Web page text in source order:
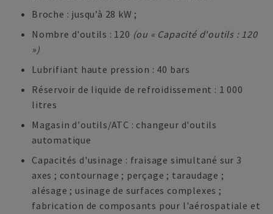
Broche : jusqu’à 28 kW ;
Nombre d'outils : 120 (ou « Capacité d'outils : 120
»)
Lubrifiant haute pression : 40 bars
Réservoir de liquide de refroidissement : 1 000
litres
Magasin d'outils/ATC : changeur d'outils
automatique
Capacités d'usinage : fraisage simultané sur 3
axes ; contournage ; perçage ; taraudage ;
alésage ; usinage de surfaces complexes ;
fabrication de composants pour l'aérospatiale et